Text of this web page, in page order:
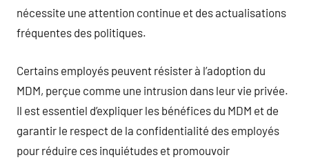
nécessite une attention continue et des actualisations
fréquentes des politiques.
Certains employés peuvent résister à l’adoption du
MDM, perçue comme une intrusion dans leur vie privée.
Il est essentiel d’expliquer les bénéfices du MDM et de
garantir le respect de la confidentialité des employés
pour réduire ces inquiétudes et promouvoir